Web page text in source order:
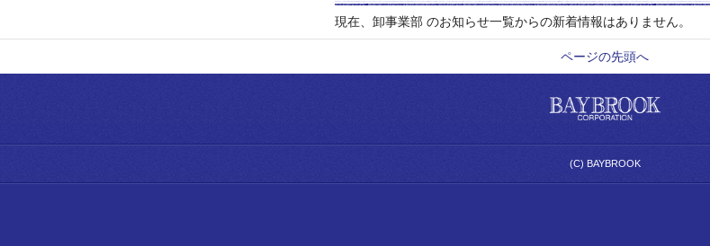
現在、卸事業部 のお知らせ一覧からの新着情報はありません。
ページの先頭へ
(C) BAYBROOK